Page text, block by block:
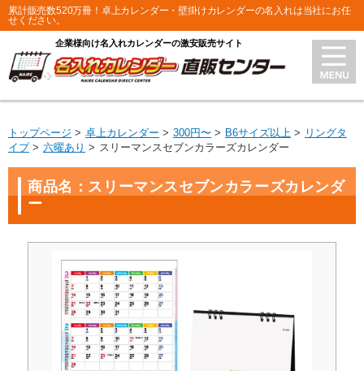
累計販売数520万冊！卓上カレンダー・壁掛けカレンダーの名入れは当社にお任
せください。
企業様向け名入れカレンダーの激安販売サイト
トップページ 卓上カレンダー 300円〜 B6サイズ以上
リングタ
イプ
六曜あり スリーマンスセブンカラーズカレンダー
商品名：スリーマンスセブンカラーズカレンダ
ー